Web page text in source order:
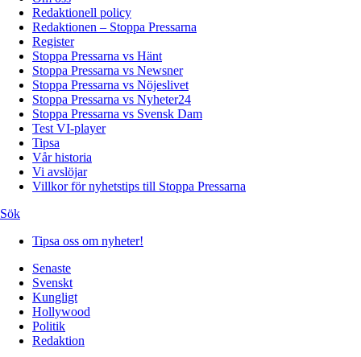
Redaktionell policy
Redaktionen – Stoppa Pressarna
Register
Stoppa Pressarna vs Hänt
Stoppa Pressarna vs Newsner
Stoppa Pressarna vs Nöjeslivet
Stoppa Pressarna vs Nyheter24
Stoppa Pressarna vs Svensk Dam
Test VI-player
Tipsa
Vår historia
Vi avslöjar
Villkor för nyhetstips till Stoppa Pressarna
Sök
Tipsa oss om nyheter!
Senaste
Svenskt
Kungligt
Hollywood
Politik
Redaktion